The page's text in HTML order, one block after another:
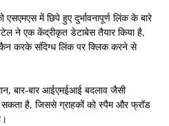
में छिपे हुए दुर्भावनापूर्ण लिंक के बारे
ने एक केंद्रीकृत डेटाबेस तैयार किया है,
करके संदिग्ध लिंक पर क्लिक करने से
बार-बार आईएमईआई बदलाव जैसी
सकता है, जिससे ग्राहकों को स्पैम और फ्रॉड